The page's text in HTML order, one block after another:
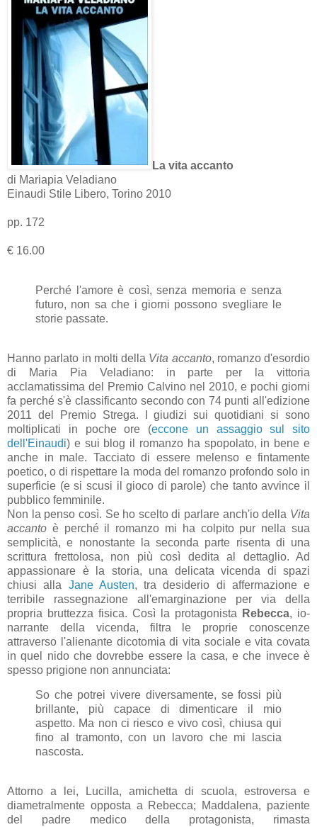
La vita accanto
di Mariapia Veladiano
Einaudi Stile Libero, Torino 2010
pp. 172
€ 16.00
Perché l'amore è così, senza memoria e senza
futuro, non sa che i giorni possono svegliare le
storie passate.
Hanno parlato in molti della Vita accanto, romanzo d'esordio
di Maria Pia Veladiano: in parte per la vittoria
acclamatissima del Premio Calvino nel 2010, e pochi giorni
fa perché s'è classificanto secondo con 74 punti all'edizione
2011 del Premio Strega. I giudizi sui quotidiani si sono
moltiplicati in poche ore (eccone un assaggio sul sito
dell'Einaudi) e sui blog il romanzo ha spopolato, in bene e
anche in male. Tacciato di essere melenso e fintamente
poetico, o di rispettare la moda del romanzo profondo solo in
superficie (e si scusi il gioco di parole) che tanto avvince il
pubblico femminile.
Non la penso così. Se ho scelto di parlare anch'io della Vita
accanto è perché il romanzo mi ha colpito pur nella sua
semplicità, e nonostante la seconda parte risenta di una
scrittura frettolosa, non più così dedita al dettaglio. Ad
appassionare è la storia, una delicata vicenda di spazi
chiusi alla Jane Austen, tra desiderio di affermazione e
terribile rassegnazione all'emarginazione per via della
propria bruttezza fisica. Così la protagonista
Rebecca, io-
narrante della vicenda, filtra le proprie conoscenze
attraverso l'alienante dicotomia di vita sociale e vita covata
in quel nido che dovrebbe essere la casa, e che invece è
spesso prigione non annunciata:
So che potrei vivere diversamente, se fossi più
brillante, più capace di dimenticare il mio
aspetto. Ma non ci riesco e vivo così, chiusa qui
fino al tramonto, con un lavoro che mi lascia
nascosta.
Attorno a lei, Lucilla, amichetta di scuola, estroversa e
diametralmente opposta a Rebecca; Maddalena, paziente
del padre medico della protagonista, rimasta